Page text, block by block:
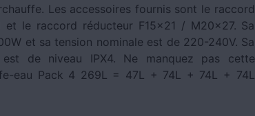
Les accessoires fournis sont le raccord
et le raccord réducteur F15x21 / M20x27. Sa
et sa tension nominale est de 220-240V. Sa
de niveau IPX4. Ne manquez pas cette
eau Pack 4 269L = 47L + 74L + 74L + 74L